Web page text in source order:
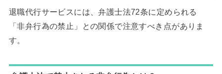
退職代行サービスには、弁護士法72条に定められる
「非弁行為の禁止」との関係で注意すべき点がありま
す。